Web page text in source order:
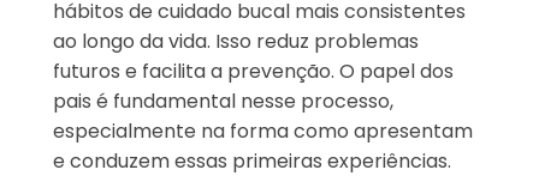
hábitos de cuidado bucal mais consistentes
ao longo da vida. Isso reduz problemas
futuros e facilita a prevenção. O papel dos
pais é fundamental nesse processo,
especialmente na forma como apresentam
e conduzem essas primeiras experiências.